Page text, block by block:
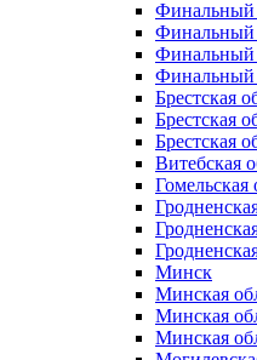
Финальный
Финальный
Финальный
Финальный
Брестская
Брестская
Брестская
Витебская
Гомельская
Минск
Минская
Минская
Минская